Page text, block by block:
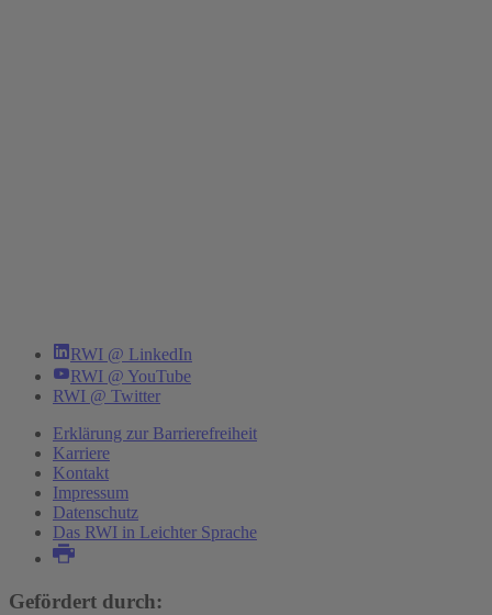
RWI @ LinkedIn
RWI @ YouTube
RWI @ Twitter
Erklärung zur Barrierefreiheit
Karriere
Kontakt
Impressum
Datenschutz
Das RWI in Leichter Sprache
Gefördert durch: